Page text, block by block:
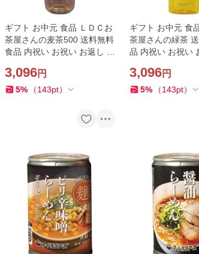
ギフト お中元 食品 ＬＤＣお
茶屋さんの麦茶500 送料無料
食品 内祝い お祝い お返し 香
3,096円
5% （143pt）
ギフト お中元 食
茶屋さんの緑茶
品 内祝い お祝い
3,096円
5% （143pt）